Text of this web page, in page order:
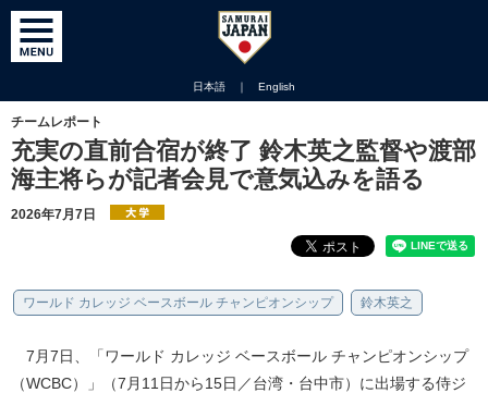
日本語 ｜ English
チームレポート
充実の直前合宿が終了 鈴木英之監督や渡部
海主将らが記者会見で意気込みを語る
2026年7月7日
ワールド カレッジ ベースボール チャンピオンシップ 鈴木英之
7月7日、「ワールド カレッジ ベースボール チャンピオンシップ
（WCBC）」（7月11日から15日／台湾・台中市）に出場する侍ジ